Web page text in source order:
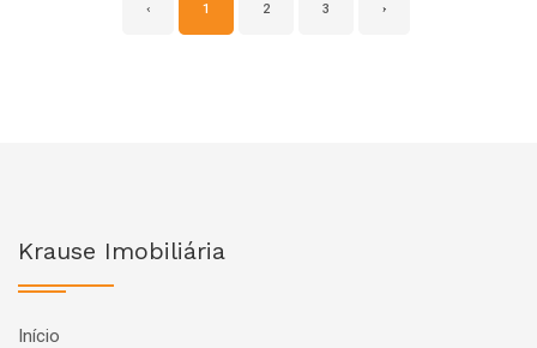
‹ 1 2 3 ›
Krause Imobiliária
Início